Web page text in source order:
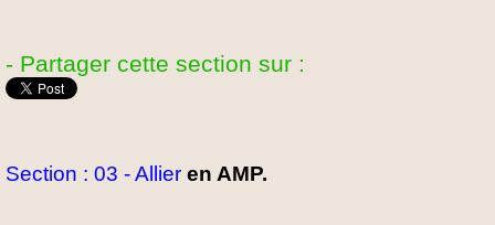
- Partager cette section sur :
Section : 03 - Allier en AMP.